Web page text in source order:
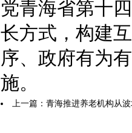
党青海省第十
长方式，构建
序、政府有为
施。
上一篇： 青海推进养老机构从